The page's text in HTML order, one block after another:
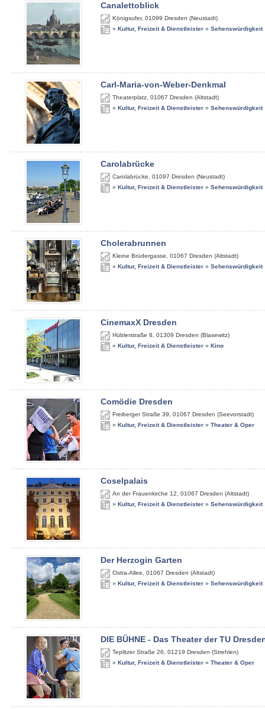
Canalettoblick
Königsufer, 01099 Dresden (Neustadt)
» Kultur, Freizeit & Dienstleister » Sehenswürdigkeit
Carl-Maria-von-Weber-Denkmal
Theaterplatz 01067 Dresden (Altstadt)
» Kultur, Freizeit & Dienstleister » Sehenswürdigkeit
Carolabrücke
Carolabrücke 01097 Dresden (Neustadt)
» Kultur, Freizeit & Dienstleister » Sehenswürdigkeit
Cholerabrunnen
Kleine Brüdergasse 01067 Dresden (Altstadt)
» Kultur, Freizeit & Dienstleister » Sehenswürdigkeit
CinemaxX Dresden
Hüblerstraße 8 01309 Dresden (Blasewitz)
» Kultur, Freizeit & Dienstleister » Kino
Comödie Dresden
Freiberger Straße 39 01067 Dresden (Seevorstadt)
» Kultur, Freizeit & Dienstleister » Theater & Oper
Coselpalais
An der Frauenkirche 12 01067 Dresden (Altstadt)
» Kultur, Freizeit & Dienstleister » Sehenswürdigkeit
Der Herzogin Garten
Ostra-Allee 01067 Dresden (Altstadt)
» Kultur, Freizeit & Dienstleister » Sehenswürdigkeit
DIE BÜHNE - Das Theater der TU
Teplitzer Straße 26 01219 Dresden (Strehlen)
» Kultur, Freizeit & Dienstleister » Theater & Oper